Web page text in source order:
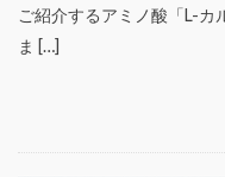
ご紹介するアミノ酸「L-カ
ま […]